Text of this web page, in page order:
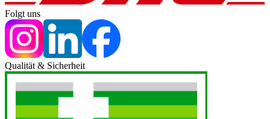
Folgt uns
Qualität & Sicherheit